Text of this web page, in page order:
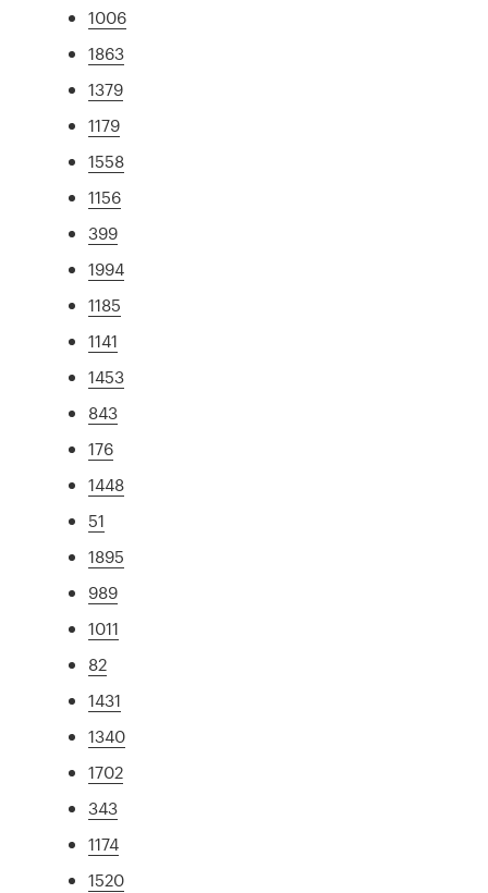
1006
1863
1379
1179
1558
1156
399
1994
1185
1141
1453
843
176
1448
51
1895
989
1011
82
1431
1340
1702
343
1174
1520